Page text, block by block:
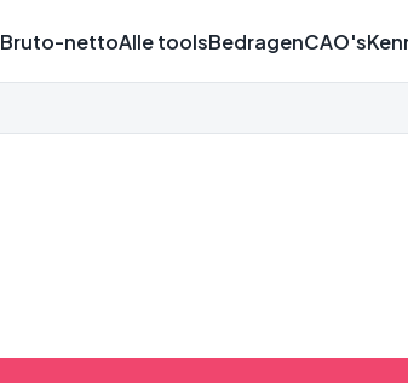
Bruto-nettoAlle toolsBedragenCAO's